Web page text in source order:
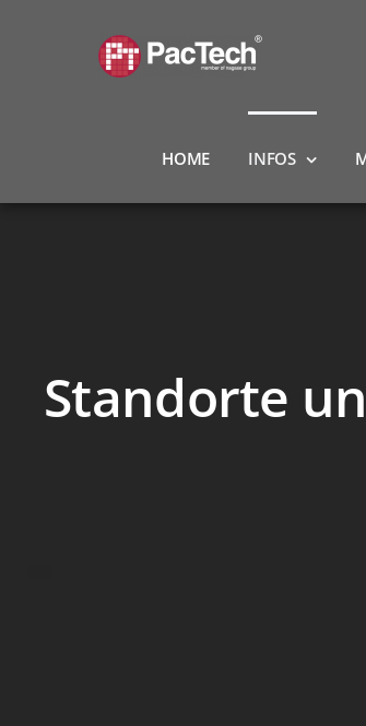
HOME INFOS
Standorte